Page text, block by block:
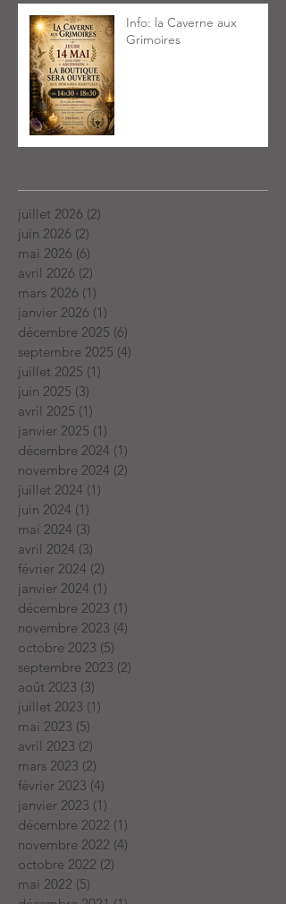
Info: la Caverne aux
Grimoires
juillet 2026 (2)
juin 2026 (2)
mai 2026 (6)
avril 2026 (2)
mars 2026 (1)
janvier 2026 (1)
décembre 2025 (6)
septembre 2025 (4)
juillet 2025 (1)
juin 2025 (3)
avril 2025 (1)
janvier 2025 (1)
décembre 2024 (1)
novembre 2024 (2)
juillet 2024 (1)
juin 2024 (1)
mai 2024 (3)
avril 2024 (3)
février 2024 (2)
janvier 2024 (1)
décembre 2023 (1)
novembre 2023 (4)
octobre 2023 (5)
septembre 2023 (2)
août 2023 (3)
juillet 2023 (1)
mai 2023 (5)
avril 2023 (2)
mars 2023 (2)
février 2023 (4)
janvier 2023 (1)
décembre 2022 (1)
novembre 2022 (4)
octobre 2022 (2)
mai 2022 (5)